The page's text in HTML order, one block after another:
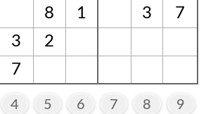
8 1 3
7
3
2
7
4 5 6 7 8 9